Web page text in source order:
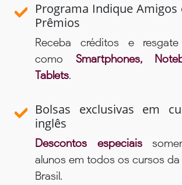
Programa Indique Amigos
Prêmios
Receba créditos e
como Smartphones,
Tablets.
Bolsas exclusivas em
inglês
Descontos especiais
alunos em todos os cursos
Brasil.